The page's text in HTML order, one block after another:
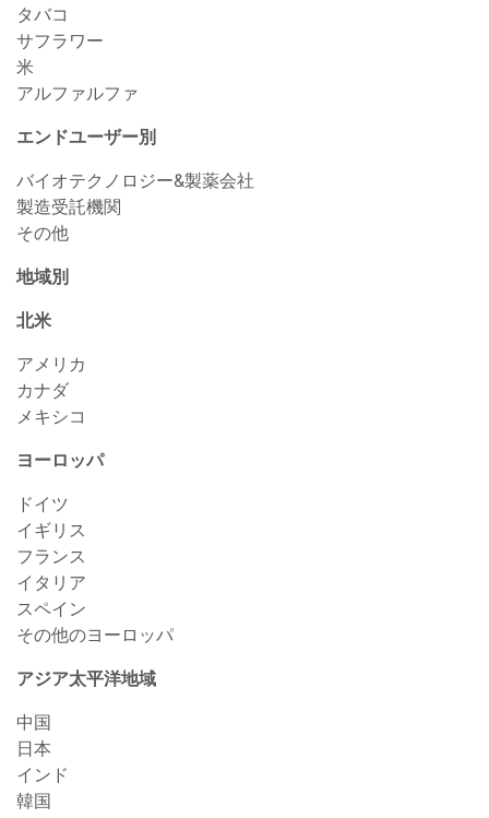
タバコ
サフラワー
米
アルファルファ
エンドユーザー別
バイオテクノロジー&製薬会社
製造受託機関
その他
地域別
北米
アメリカ
カナダ
メキシコ
ヨーロッパ
ドイツ
イギリス
フランス
イタリア
スペイン
その他のヨーロッパ
アジア太平洋地域
中国
日本
インド
韓国